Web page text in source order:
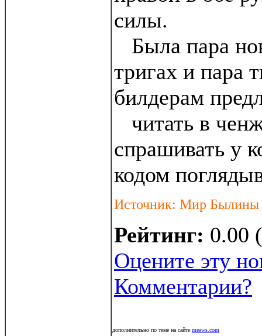
силы.
Была пара
тригах и пара
билдерам
читать в
спрашивать у
кодом
Источник: Мир Былины
Рейтинг: 0.00
Оцените эту
Комментарии?
дополнительно по теме на сайте meaws.com